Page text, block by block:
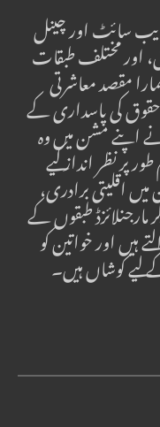
سائٹ اور چینل
اور مختلف طبقات
مقصد معاشرتی
کی پاسداری کے
اپنے مشن میں وہ
پر نظر انداز کیے
اقلیتی برادری،
طبقوں کے
اور خواتین کو
کوشاں ہیں۔